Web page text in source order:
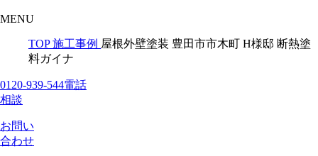
MENU
TOP 施工事例 屋根外壁塗装 豊田市市木町 H様邸 断熱塗
料ガイナ
0120-939-544電話
相談
お問い
合わせ